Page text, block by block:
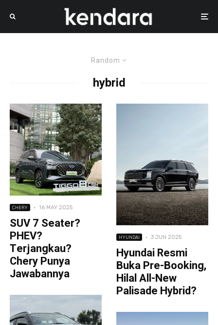
Random
hybrid
CHERY · 16 MAY 2025
SUV 7 Seater?
PHEV?
Terjangkau?
Chery Punya
Jawabannya
HYUNDAI · 3 JUN 2025
Hyundai Resmi
Buka Pre-Booking,
Hilal All-New
Palisade Hybrid?